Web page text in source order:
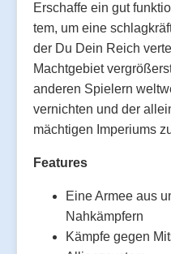
Erschaffe ein gut
tem, um eine
der Du Dein Reich
Machtgebiet
anderen Spielern
vernichten und der
mächtigen Imperiums
Features
Eine Armee aus
Nahkämpfern
Kämpfe gegen